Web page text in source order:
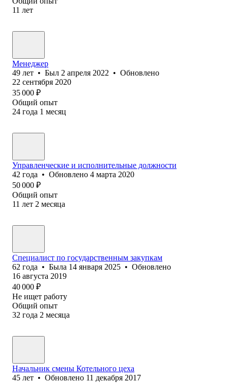
11 лет
Менеджер
49 лет • Был 2 апреля 2022 • Обновлено
22 сентября 2020
35 000 ₽
Общий опыт
24 года 1 месяц
Управленческие и исполнительные должности
42 года • Обновлено 4 марта 2020
50 000 ₽
Общий опыт
11 лет 2 месяца
Специалист по государственным закупкам
62 года • Была 14 января 2025 • Обновлено
16 августа 2019
40 000 ₽
Не ищет работу
Общий опыт
32 года 2 месяца
Начальник смены Котельного цеха
45 лет • Обновлено 11 декабря 2017